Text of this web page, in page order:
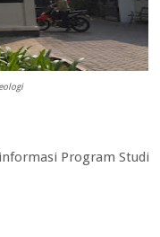
Program Studi